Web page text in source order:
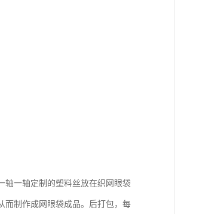
轴一轴定制的塑料丝放在织网眼袋
而制作成网眼袋成品。后打包，每